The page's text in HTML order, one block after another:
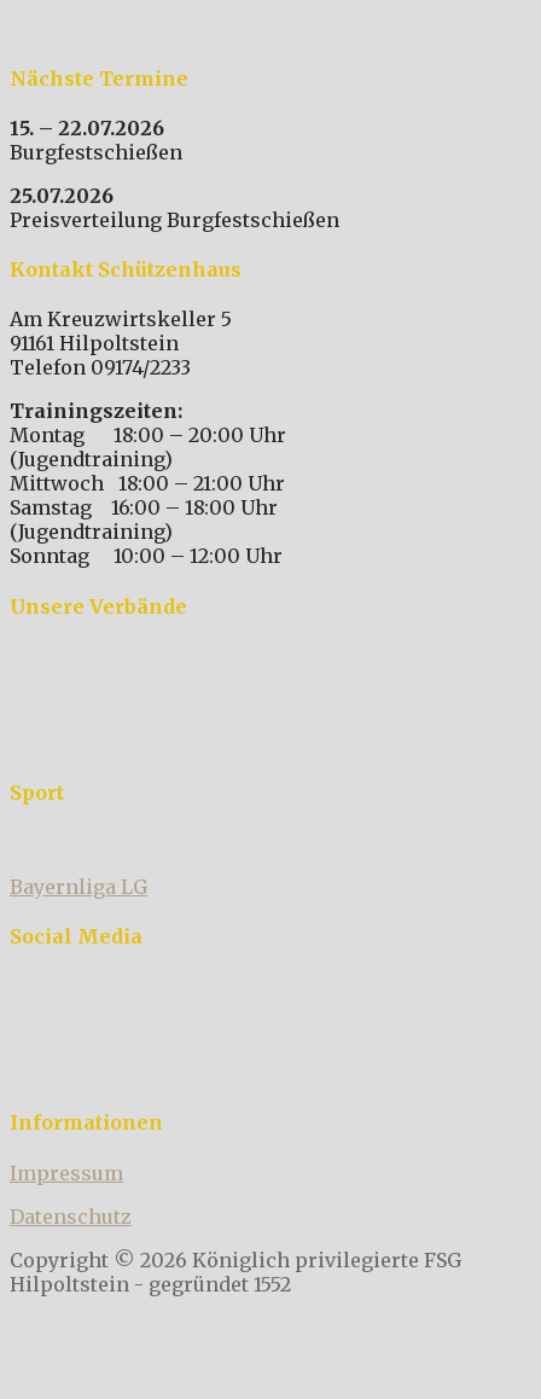
Nächste Termine
15. – 22.07.2026
Burgfestschießen
25.07.2026
Preisverteilung Burgfestschießen
Kontakt Schützenhaus
Am Kreuzwirtskeller 5
91161 Hilpoltstein
Telefon 09174/2233
Trainingszeiten:
Montag 18:00 – 20:00 Uhr
(Jugendtraining)
Mittwoch 18:00 – 21:00 Uhr
Samstag 16:00 – 18:00 Uhr
(Jugendtraining)
Sonntag 10:00 – 12:00 Uhr
Unsere Verbände
Sport
Bayernliga LG
Social Media
Informationen
Impressum
Datenschutz
Copyright © 2026 Königlich privilegierte FSG
Hilpoltstein - gegründet 1552